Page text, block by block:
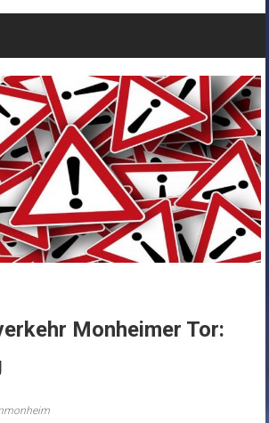
Monheimer Tor: